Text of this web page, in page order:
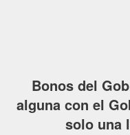
Bonos del
alguna con el
solo una